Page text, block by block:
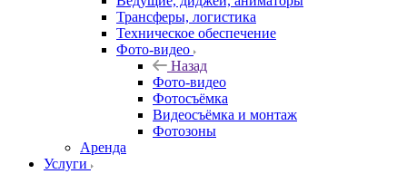
Трансферы, логистика
Техническое обеспечение
Фото-видео
Назад
Фото-видео
Фотосъёмка
Видеосъёмка и монтаж
Фотозоны
Аренда
Услуги